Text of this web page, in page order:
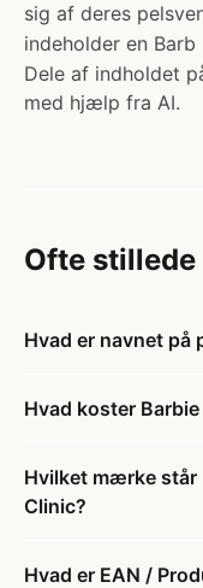
sig af deres
indeholder en
Dele af indholdet
med hjælp fra AI.
Ofte stillede
Hvad er navnet på
Hvad koster
Hvilket mærke står
Clinic?
Hvad er EAN /